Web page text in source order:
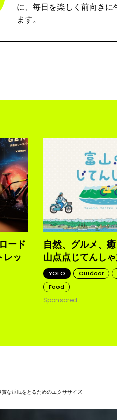
に、毎日を楽しく前向き
ます。
ード
レッ
自然、グルメ、
山点点じてんし
YOLO Outdoor
Food
Sponsored
な睡眠をとるためのエクササイズ